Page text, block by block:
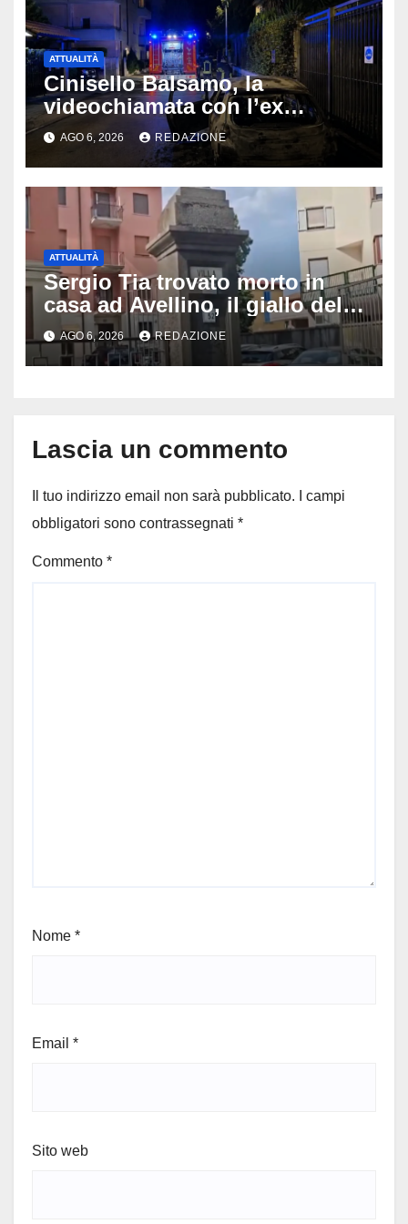
ATTUALITÀ
Cinisello Balsamo, la
videochiamata con l’ex
fidanzata e il dramma: 35enne
lotta tra la vita e la morte
AGO 6, 2026 REDAZIONE
ATTUALITÀ
Sergio Tia trovato morto in
casa ad Avellino, il giallo della
porta socchiusa: disposta
l’autopsia
AGO 6, 2026 REDAZIONE
Lascia un commento
Il tuo indirizzo email non sarà pubblicato.
I campi
obbligatori sono contrassegnati *
Commento *
Nome *
Email *
Sito web